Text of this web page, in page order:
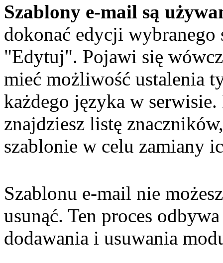
Szablony e-mail są
dokonać edycji
"Edytuj". Pojawi się
mieć możliwość ustalenia
każdego języka w
znajdziesz listę
szablonie w celu zamiany
Szablonu e-mail nie
usunąć. Ten proces
dodawania i usuwania